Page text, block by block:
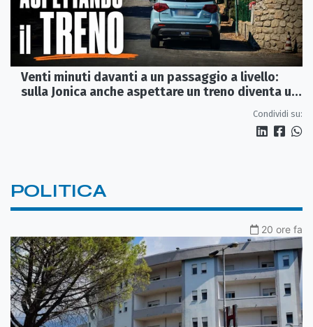
Venti minuti davanti a un passaggio a livello:
sulla Jonica anche aspettare un treno diventa un
Condividi su:
POLITICA
20 ore fa